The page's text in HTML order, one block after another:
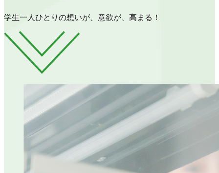
学生一人ひとりの想いが、意欲が、高まる！